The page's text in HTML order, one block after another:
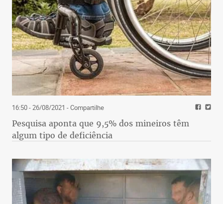
16:50 - 26/08/2021 - Compartilhe
Pesquisa aponta que 9,5% dos mineiros têm
algum tipo de deficiência